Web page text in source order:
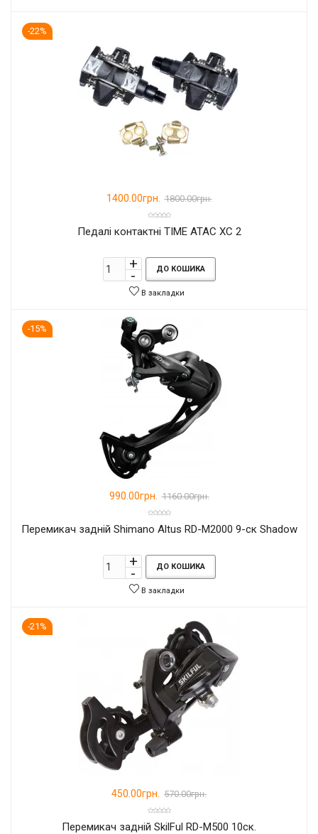
-22%
1400.00грн. 1800.00грн.
Педалі контактні TIME ATAC XC 2
ДО КОШИКА
В закладки
-15%
990.00грн. 1160.00грн.
Перемикач задній Shimano Altus RD-M2000 9-ск Shadow
ДО КОШИКА
В закладки
-21%
450.00грн. 570.00грн.
Перемикач задній SkilFul RD-M500 10ск.